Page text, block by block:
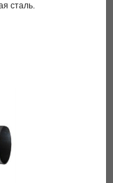
сталь.